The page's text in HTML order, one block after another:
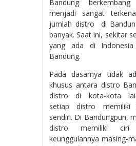
Bandung
menjadi sangat
jumlah distro di
banyak. Saat ini, sekitar
yang ada di
Bandung.
Pada dasarnya tidak
khusus antara distro
distro di kota-kota
setiap distro memiliki
sendiri. Di Bandungpun,
distro memiliki
keunggulannya masing-